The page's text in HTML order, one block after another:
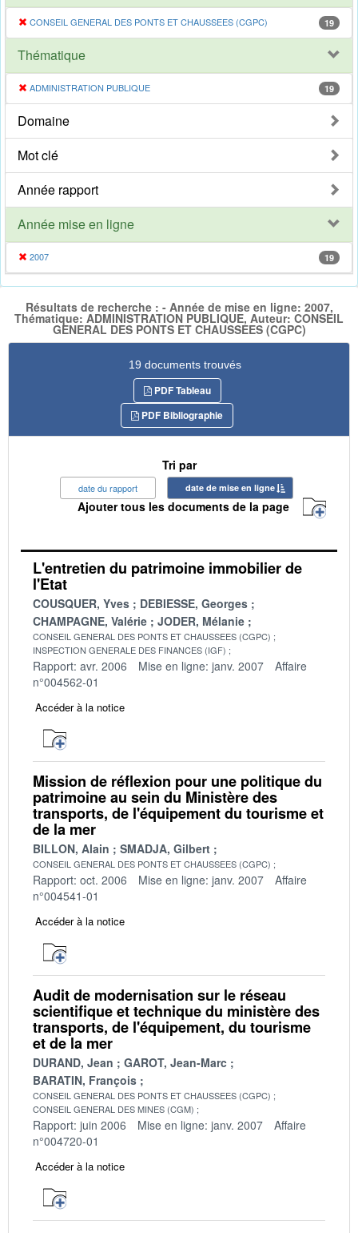
CONSEIL GENERAL DES PONTS ET CHAUSSEES (CGPC) 19
Thématique
ADMINISTRATION PUBLIQUE 19
Domaine
Mot clé
Année rapport
Année mise en ligne
2007 19
Résultats de recherche : - Année de mise en ligne: 2007,
Thématique: ADMINISTRATION PUBLIQUE, Auteur: CONSEIL
GENERAL DES PONTS ET CHAUSSEES (CGPC)
19 documents trouvés
PDF Tableau
PDF Bibliographie
Tri par
date du rapport date de mise en ligne
Ajouter tous les documents de la page
L'entretien du patrimoine immobilier de
l'Etat
COUSQUER, Yves
DEBIESSE, Georges
CHAMPAGNE, Valérie
JODER, Mélanie
CONSEIL GENERAL DES PONTS ET CHAUSSEES (CGPC)
INSPECTION GENERALE DES FINANCES (IGF)
Rapport: avr. 2006 Mise en ligne: janv. 2007
Affaire
n°004562-01
Accéder à la notice
Mission de réflexion pour une politique du
patrimoine au sein du Ministère des
transports, de l'équipement du tourisme et
de la mer
BILLON, Alain SMADJA, Gilbert
CONSEIL GENERAL DES PONTS ET CHAUSSEES (CGPC)
Rapport: oct. 2006 Mise en ligne: janv. 2007
Affaire
n°004541-01
Accéder à la notice
Audit de modernisation sur le réseau
scientifique et technique du ministère des
transports, de l'équipement, du tourisme
et de la mer
DURAND, Jean
GAROT, Jean-Marc
BARATIN, François
CONSEIL GENERAL DES PONTS ET CHAUSSEES (CGPC)
CONSEIL GENERAL DES MINES (CGM)
Rapport: juin 2006 Mise en ligne: janv. 2007
Affaire
n°004720-01
Accéder à la notice